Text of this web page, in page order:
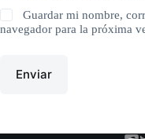
Guardar mi nombre,
navegador para la próxima
Enviar